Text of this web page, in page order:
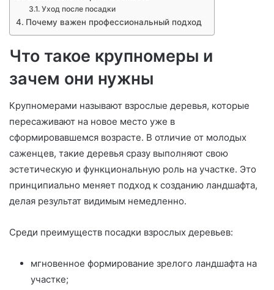
Уход после посадки
Почему важен профессиональный подход
Что такое крупномеры и
зачем они нужны
Крупномерами называют взрослые деревья, которые
пересаживают на новое место уже в
сформировавшемся возрасте. В отличие от молодых
саженцев, такие деревья сразу выполняют свою
эстетическую и функциональную роль на участке. Это
принципиально меняет подход к созданию ландшафта,
делая результат видимым немедленно.
Среди преимуществ посадки взрослых деревьев:
мгновенное формирование зрелого ландшафта на
участке;